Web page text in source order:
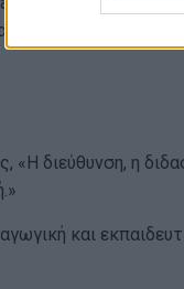
Ισπανία:
«Η διεύθυνση, η
και